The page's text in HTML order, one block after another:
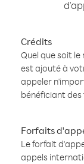
Crédits
Quel que soit
est ajouté à
appeler
bénéficiant
Forfaits
Le forfait
appels